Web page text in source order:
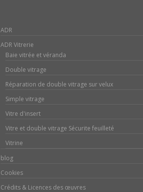
ADR
ADR Vitrerie
Baie vitrée et véranda
Double vitrage
Réparation de double vitrage sur velux
Simple vitrage
Vitre d'insert
Vitre et double vitrage Sécurite feuilleté
Vitrine
blog
Cookies
Crédits & Licences des œuvres